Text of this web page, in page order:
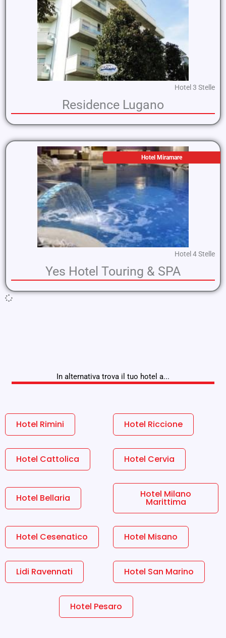
Hotel 3 Stelle
Residence Lugano
Hotel Miramare
Hotel 4 Stelle
Yes Hotel Touring & SPA
In alternativa trova il tuo hotel a...
Hotel Rimini Hotel Riccione
Hotel Cattolica Hotel Cervia
Hotel Bellaria Hotel Milano
Marittima
Hotel Cesenatico Hotel Misano
Lidi Ravennati Hotel San Marino
Hotel Pesaro